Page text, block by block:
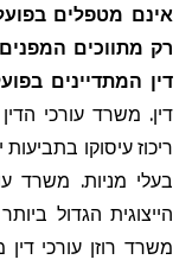
אינם מטפלים
רק מתווכים
דין המתדיינים
דין. משרד עורכי
ריכוז עיסוקו בתביעות
בעלי מניות. משרד
הייצוגית הגדול
משרד רוזן עורכי